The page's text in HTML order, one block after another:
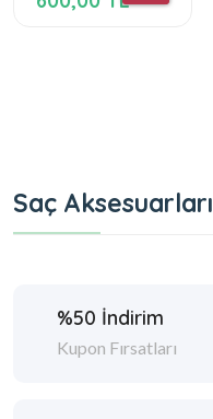
Saç Aksesuarları
%50 İndirim
Kupon Fırsatları